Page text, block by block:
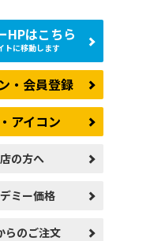
HPはこちら
トに移動します
・会員登録
アイコン
の方へ
ミー価格
らのご注文